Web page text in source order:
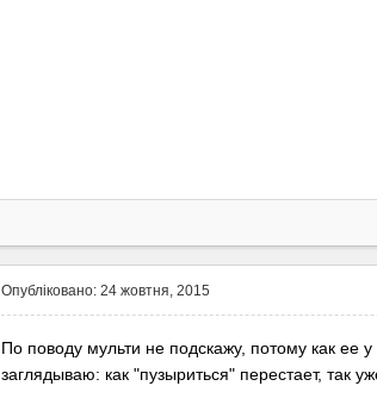
Опубліковано: 24 жовтня, 2015
По поводу мульти не подскажу, потому как ее у
заглядываю: как "пузыриться" перестает, так